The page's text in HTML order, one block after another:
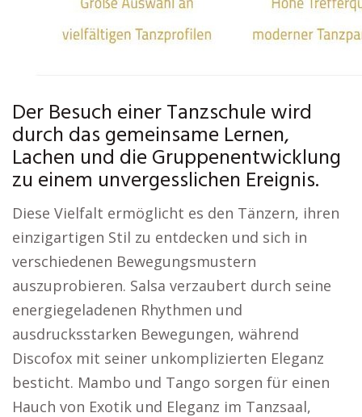
Der Besuch einer Tanzschule wird
durch das gemeinsame Lernen,
Lachen und die Gruppenentwicklung
zu einem unvergesslichen Ereignis.
Diese Vielfalt ermöglicht es den Tänzern, ihren
einzigartigen Stil zu entdecken und sich in
verschiedenen Bewegungsmustern
auszuprobieren. Salsa verzaubert durch seine
energiegeladenen Rhythmen und
ausdrucksstarken Bewegungen, während
Discofox mit seiner unkomplizierten Eleganz
besticht. Mambo und Tango sorgen für einen
Hauch von Exotik und Eleganz im Tanzsaal,